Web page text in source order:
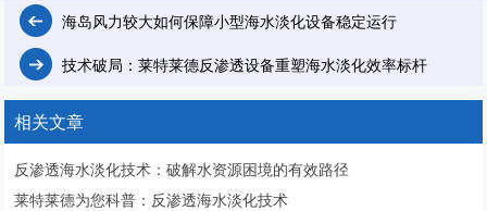
海岛风力较大如何保障小型海水淡化设备稳定运行
技术破局：莱特莱德反渗透设备重塑海水淡化效率标杆
相关文章
反渗透海水淡化技术：破解水资源困境的有效路径
莱特莱德为您科普：反渗透海水淡化技术